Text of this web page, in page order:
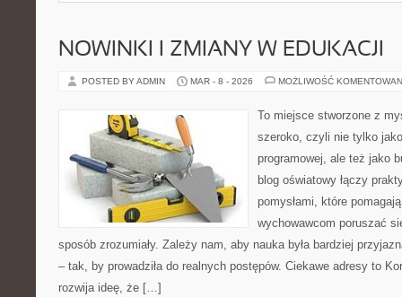
NOWINKI I ZMIANY W EDUKACJI
POSTED BY ADMIN MAR - 8 - 2026 MOŻLIWOŚĆ
To miejsce stworzone z
szeroko, czyli nie tylko
programowej, ale też jako
blog oświatowy łączy
pomysłami, które
wychowawcom poruszać
sposób zrozumiały. Zależy nam, aby nauka była bardziej
– tak, by prowadziła do realnych postępów. Ciekawe adresy to
rozwija ideę, że […]